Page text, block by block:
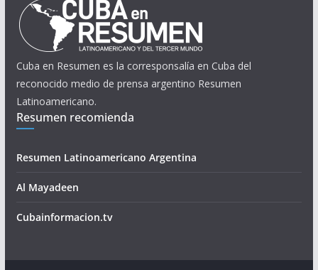
Cuba en Resumen es la corresponsalía en Cuba del
reconocido medio de prensa argentino Resumen
Latinoamericano.
Resumen recomienda
Resumen Latinoamericano Argentina
Al Mayadeen
Cubainformacion.tv